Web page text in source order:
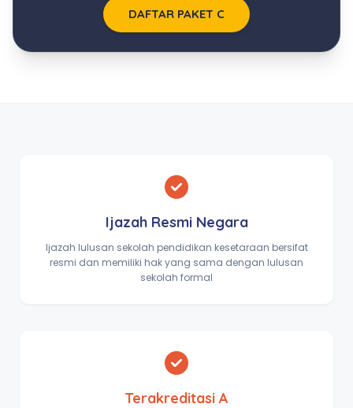
DAFTAR PAKET C
Ijazah Resmi Negara
Ijazah lulusan sekolah pendidikan kesetaraan bersifat
resmi dan memiliki hak yang sama dengan lulusan
sekolah formal
Terakreditasi A